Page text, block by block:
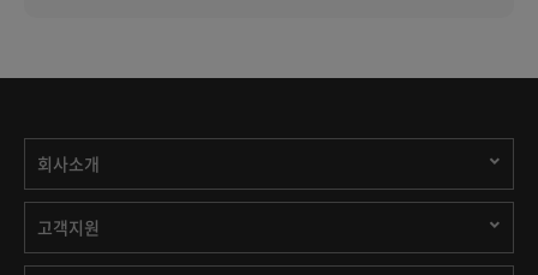
회사소개
고객지원